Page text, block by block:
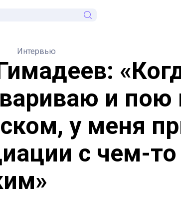
Интервью
и пою
у меня
с чем-то